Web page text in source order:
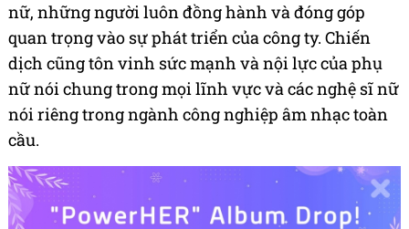
nữ, những người luôn đồng hành và đóng góp
quan trọng vào sự phát triển của công ty. Chiến
dịch cũng tôn vinh sức mạnh và nội lực của phụ
nữ nói chung trong mọi lĩnh vực và các nghệ sĩ nữ
nói riêng trong ngành công nghiệp âm nhạc toàn
cầu.